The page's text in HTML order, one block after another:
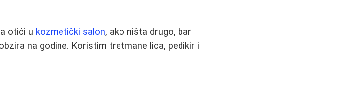
otići u kozmetički salon, ako ništa drugo, bar
na godine. Koristim tretmane lica, pedikir i